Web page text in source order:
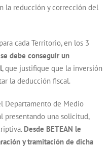
la reducción y corrección del
cada Territorio, en los 3
se debe conseguir un
, que justifique que la inversión
la deducción fiscal.
Departamento de Medio
presentando una solicitud,
Desde BETEAN le
y tramitación de dicha